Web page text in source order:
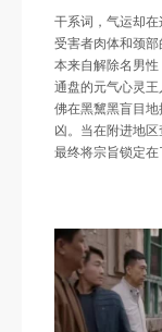
干系词，气运却
受害者肉体和颈
本来自解除名男
通盘的元气心灵
佛在黑黧黑盲目
凶。当在附进地
最终将宗旨锁定在